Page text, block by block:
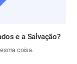
e a Salvação?
coisa.